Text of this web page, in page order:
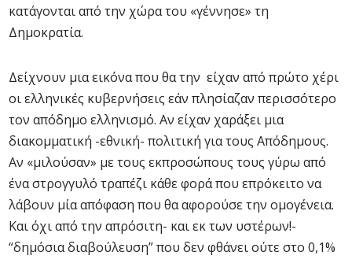
κατάγονται από την χώρα του «γέννησε» τη
Δημοκρατία.
Δείχνουν μια εικόνα που θα την είχαν από πρώτο χέρι
οι ελληνικές κυβερνήσεις εάν πλησίαζαν περισσότερο
τον απόδημο ελληνισμό. Αν είχαν χαράξει μια
διακομματική -εθνική- πολιτική για τους Απόδημους.
Αν «μιλούσαν» με τους εκπροσώπους τους γύρω από
ένα στρογγυλό τραπέζι κάθε φορά που επρόκειτο να
λάβουν μία απόφαση που θα αφορούσε την ομογένεια.
Και όχι από την απρόσιτη- και εκ των υστέρων!-
“δημόσια διαβούλευση” που δεν φθάνει ούτε στο 0,1%